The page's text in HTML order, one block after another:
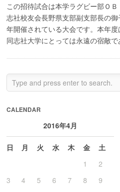
この招待試合は本学ラグビー部Ｏ
志社校友会長野県支部副支部長の
年開催されている大会です。本年度
同志社大学にとっては永遠の宿敵
CALENDAR
2016年4月
日 月 火 水 木 金
土
1
2
3
4 5 6 7 8
9